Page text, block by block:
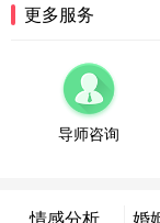
更多服务
导师咨询